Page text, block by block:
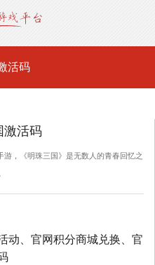
活码
激活码
游，《明珠三国》是无数人的青春回忆之
动、官网积分商城兑换、官